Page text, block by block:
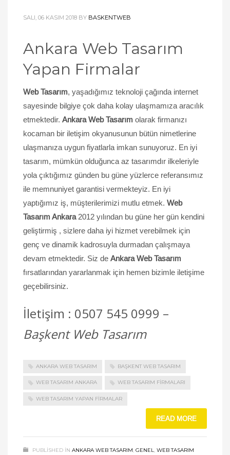
SALI, 06 KASIM 2018 BY BASKENTWEB
Ankara Web Tasarım
Yapan Firmalar
Web Tasarım, yaşadığımız teknoloji çağında internet
sayesinde bilgiye çok daha kolay ulaşmamıza aracılık
etmektedir. Ankara Web Tasarım olarak firmanızı
kocaman bir iletişim okyanusunun bütün nimetlerine
ulaşmanıza uygun fiyatlarla imkan sunuyoruz. En iyi
tasarım, mümkün olduğunca az tasarımdır ilkeleriyle
yola çıktığımız günden bu güne yüzlerce referansımız
ile memnuniyet garantisi vermekteyiz. En iyi
yaptığımız iş, müşterilerimizi mutlu etmek. Web
Tasarım Ankara2012 yılından bu güne her gün kendini
geliştirmiş , sizlere daha iyi hizmet verebilmek için
genç ve dinamik kadrosuyla durmadan çalışmaya
devam etmektedir. Siz de Ankara Web Tasarım
fırsatlarından yararlanmak için hemen bizimle iletişime
geçebilirsiniz.
İletişim : 0507 545 0999 –
Başkent Web Tasarım
ANKARA WEB TASARIM BAŞKENT WEB TASARIM
WEB TASARIM ANKARA WEB TASARIM FIRMALARI
WEB TASARIM YAPAN FIRMALAR
READ MORE
PUBLISHED IN ANKARA WEB TASARIM, GENEL, WEB TASARIM